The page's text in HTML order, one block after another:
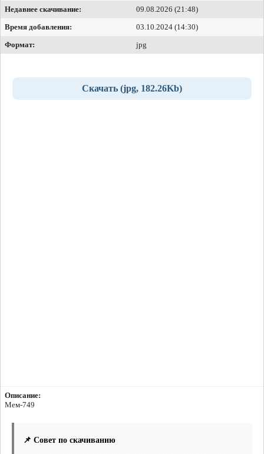
Недавнее скачивание:
09.08.2026 (21:48)
Время добавления:
03.10.2024 (14:30)
Формат:
jpg
Скачать (jpg, 182.26Kb)
Описание:
Мем-749
📌 Совет по скачиванию